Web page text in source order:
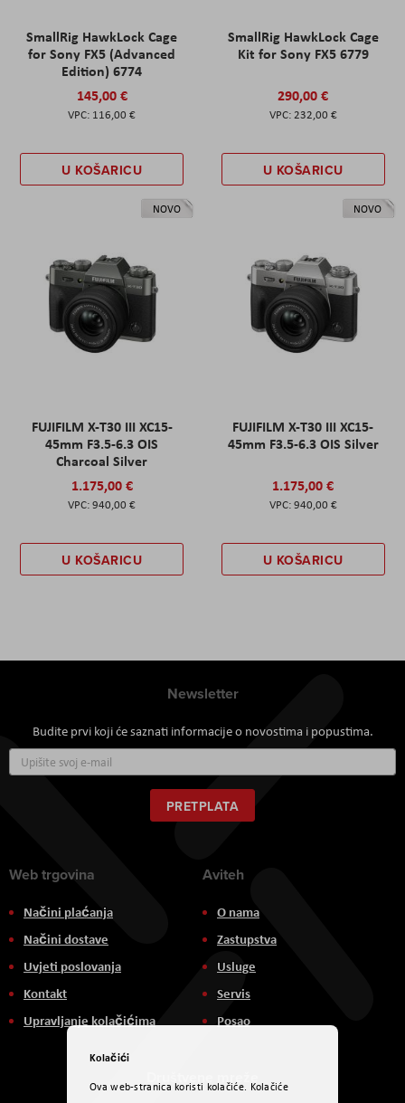
SmallRig HawkLock Cage
for Sony FX5 (Advanced
Edition) 6774
145,00 €
116,00 €
U KOŠARICU
SmallRig HawkLock Cage
Kit for Sony FX5 6779
290,00 €
232,00 €
U KOŠARICU
NOVO
FUJIFILM X-T30 III XC15-
45mm F3.5-6.3 OIS
Charcoal Silver
1.175,00 €
940,00 €
U KOŠARICU
NOVO
FUJIFILM X-T30 III XC15-
45mm F3.5-6.3 OIS Silver
1.175,00 €
940,00 €
U KOŠARICU
Newsletter
Budite prvi koji će saznati informacije o novostima i popustima.
se
za
naš
newsletter:
PRETPLATA
Web trgovina
Načini plaćanja
Načini dostave
Uvjeti poslovanja
Kontakt
Upravljanje kolačićima
Aviteh
O nama
Zastupstva
Usluge
Servis
Posao
Društvene mreže
Kolačići
Ova web-stranica koristi kolačiće. Kolačiće